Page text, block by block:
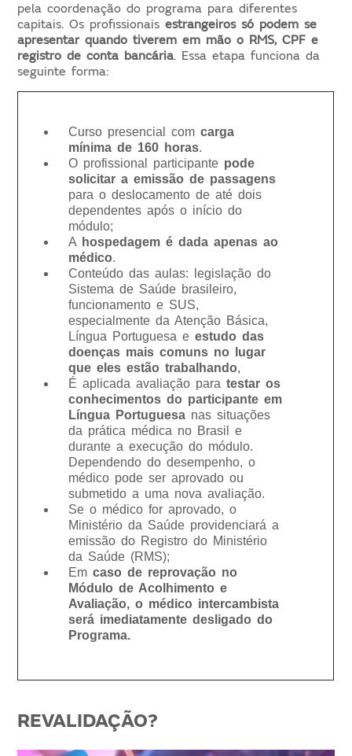
pela coordenação do programa para diferentes
capitais. Os profissionaisestrangeiros só podem se
apresentar quando tiverem em mão o RMS, CPF e
registro de conta bancária. Essa etapa funciona da
seguinte forma:
Curso presencial comcarga
mínima de 160 horas.
O profissional participante pode
solicitar a emissão de passagens
para o deslocamento de até dois
dependentes após o início do
módulo;
A hospedagem é dada apenas ao
médico.
Conteúdo das aulas: legislação do
Sistema de Saúde brasileiro,
funcionamento e SUS,
especialmente da Atenção Básica,
Língua Portuguesa eestudo das
doenças mais comuns no lugar
que eles estão trabalhando,
É aplicada avaliação paratestar os
conhecimentos do participante em
Língua Portuguesa nas situações
da prática médica no Brasil e
durante a execução do módulo.
Dependendo do desempenho, o
médico pode ser aprovado ou
submetido a uma nova avaliação.
Se o médico for aprovado, o
Ministério da Saúde providenciará a
emissão do Registro do Ministério
da Saúde (RMS);
Emcaso de reprovação no
Módulo de Acolhimento e
Avaliação, o médico intercambista
será imediatamente desligado do
Programa.
REVALIDAÇÃO?